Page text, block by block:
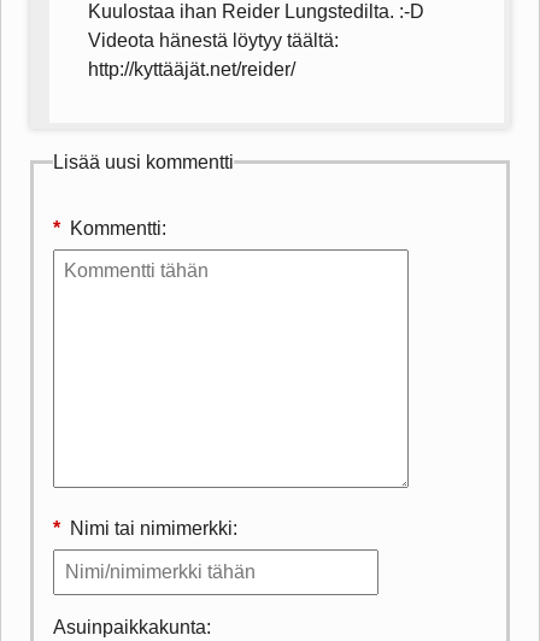
Kuulostaa ihan Reider Lungstedilta. :-D
Videota hänestä löytyy täältä:
http://kyttääjät.net/reider/
Lisää uusi kommentti
* Kommentti:
* Nimi tai nimimerkki:
Asuinpaikkakunta: